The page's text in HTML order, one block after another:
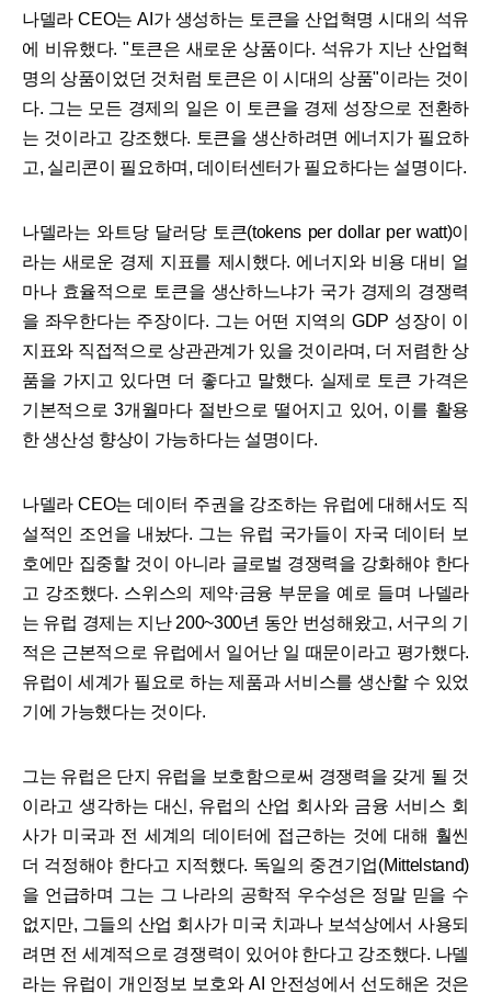
나델라 CEO는 AI가 생성하는 토큰을 산업혁명 시대의 석유
에 비유했다. "토큰은 새로운 상품이다. 석유가 지난 산업혁
명의 상품이었던 것처럼 토큰은 이 시대의 상품"이라는 것이
다. 그는 모든 경제의 일은 이 토큰을 경제 성장으로 전환하
는 것이라고 강조했다. 토큰을 생산하려면 에너지가 필요하
고, 실리콘이 필요하며, 데이터센터가 필요하다는 설명이다.
나델라는 와트당 달러당 토큰(tokens per dollar per watt)이
라는 새로운 경제 지표를 제시했다. 에너지와 비용 대비 얼
마나 효율적으로 토큰을 생산하느냐가 국가 경제의 경쟁력
을 좌우한다는 주장이다. 그는 어떤 지역의 GDP 성장이 이
지표와 직접적으로 상관관계가 있을 것이라며, 더 저렴한 상
품을 가지고 있다면 더 좋다고 말했다. 실제로 토큰 가격은
기본적으로 3개월마다 절반으로 떨어지고 있어, 이를 활용
한 생산성 향상이 가능하다는 설명이다.
나델라 CEO는 데이터 주권을 강조하는 유럽에 대해서도 직
설적인 조언을 내놨다. 그는 유럽 국가들이 자국 데이터 보
호에만 집중할 것이 아니라 글로벌 경쟁력을 강화해야 한다
고 강조했다. 스위스의 제약·금융 부문을 예로 들며 나델라
는 유럽 경제는 지난 200~300년 동안 번성해왔고, 서구의 기
적은 근본적으로 유럽에서 일어난 일 때문이라고 평가했다.
유럽이 세계가 필요로 하는 제품과 서비스를 생산할 수 있었
기에 가능했다는 것이다.
그는 유럽은 단지 유럽을 보호함으로써 경쟁력을 갖게 될 것
이라고 생각하는 대신, 유럽의 산업 회사와 금융 서비스 회
사가 미국과 전 세계의 데이터에 접근하는 것에 대해 훨씬
더 걱정해야 한다고 지적했다. 독일의 중견기업(Mittelstand)
을 언급하며 그는 그 나라의 공학적 우수성은 정말 믿을 수
없지만, 그들의 산업 회사가 미국 치과나 보석상에서 사용되
려면 전 세계적으로 경쟁력이 있어야 한다고 강조했다. 나델
라는 유럽이 개인정보 보호와 AI 안전성에서 선도해온 것은